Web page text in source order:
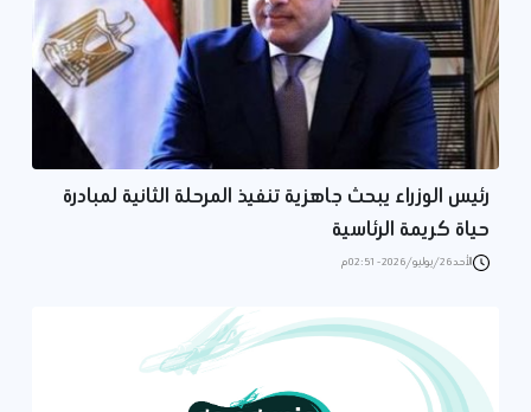
رئيس الوزراء يبحث جاهزية تنفيذ المرحلة الثانية لمبادرة
حياة كريمة الرئاسية
الأحد 26/يوليو/2026 - 02:51 م